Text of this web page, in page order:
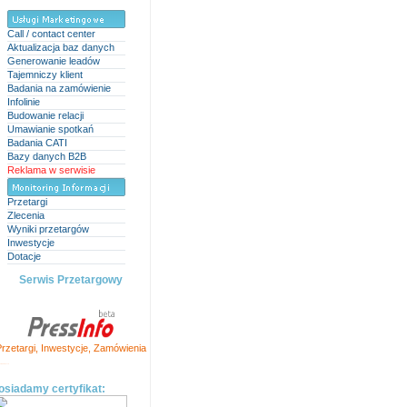
Call / contact center
Aktualizacja baz danych
Generowanie leadów
Tajemniczy klient
Badania na zamówienie
Infolinie
Budowanie relacji
Umawianie spotkań
Badania CATI
Bazy danych B2B
Reklama w serwisie
Przetargi
Zlecenia
Wyniki przetargów
Inwestycje
Dotacje
Serwis Przetargowy
, Inwestycje, Zamówienia
certyfikat: